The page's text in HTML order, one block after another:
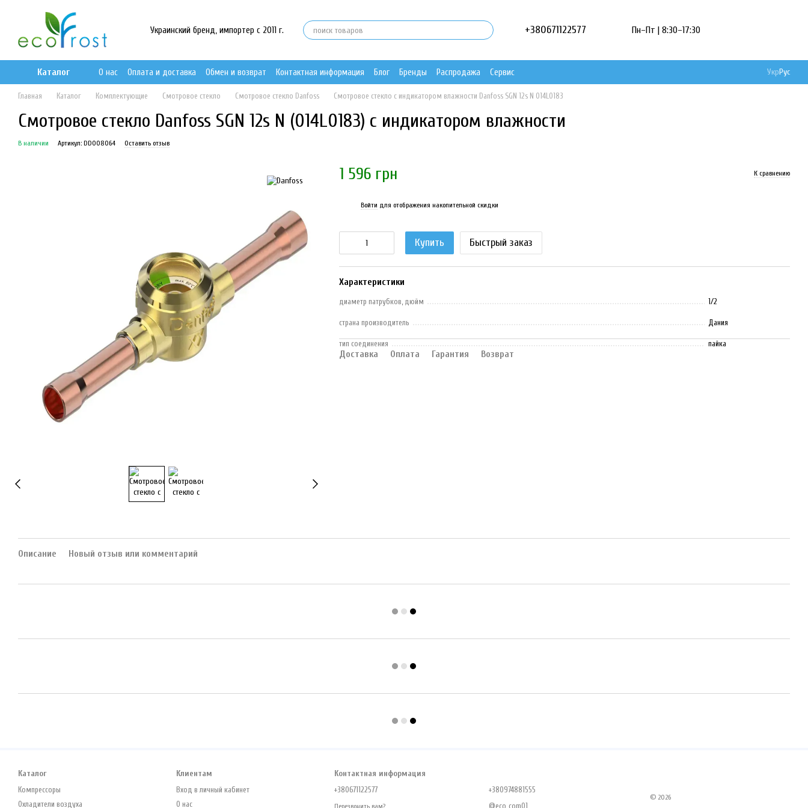
Украинский бренд, импортер с 2011 г. +380671122577 Пн–Пт | 8:30–17:30
Каталог О нас Оплата и доставка Обмен и возврат Контактная информация Блог Бренды Распродажа Сервис УкрРус
Главная Каталог Комплектующие Смотровое стекло Смотровое стекло Danfoss Смотровое стекло с индикатором влажности Danfoss SGN 12s N 014L0183
Смотровое стекло Danfoss SGN 12s N (014L0183) с индикатором влажности
В наличии Артикул: DD008064 Оставить отзыв
1 596 грн К сравнению
Войти для отображения накопительной скидки
Купить Быстрый заказ
Характеристики
диаметр патрубков, дюйм 1/2
страна производитель Дания
тип соединения пайка
Доставка Оплата Гарантия Возврат
Описание Новый отзыв или комментарий
Каталог
Компрессоры
Охладители воздуха
Клиентам
Вход в личный кабинет
О нас
Контактная информация
+380671122577
Перезвонить вам?
+380974881555
@eco_com01
© 2026